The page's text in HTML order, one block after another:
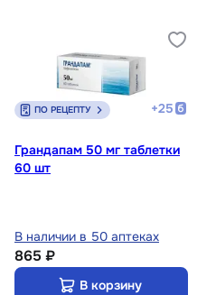
ПО РЕЦЕПТУ +25
Грандапам 50 мг таблетки
60 шт
В наличии в 50 аптеках
865 ₽
В корзину